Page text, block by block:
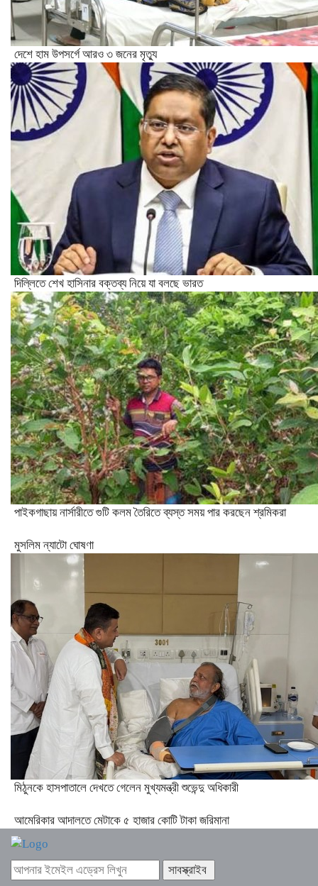
দেশে হাম উপসর্গে আরও ৩ জনের মৃত্যু
দিল্লিতে শেখ হাসিনার বক্তব্য নিয়ে যা বলছে ভারত
পাইকগাছায় নার্সারীতে গুটি কলম তৈরিতে ব্যস্ত সময় পার করছেন শ্রমিকরা
মুসলিম ন্যাটো ঘোষণা
মিঠুনকে হাসপাতালে দেখতে গেলেন মুখ্যমন্ত্রী শুভেন্দু অধিকারী
আমেরিকার আদালতে মেটাকে ৫ হাজার কোটি টাকা জরিমানা